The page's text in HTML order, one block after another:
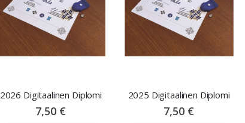
2026 Digitaalinen Diplomi
7,50 €
2025 Digitaalinen Diplomi
7,50 €